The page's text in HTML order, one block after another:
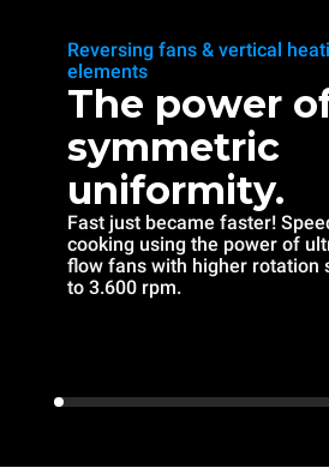
Reversing fans & vertical
elements
The power
symmetric
uniformity.
Fast just became faster!
cooking using the power of
flow fans with higher rotation
to 3.600 rpm.